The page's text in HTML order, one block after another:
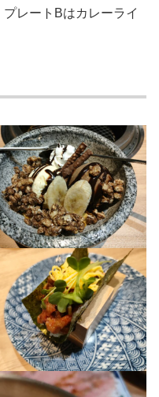
レートBはカレーライ